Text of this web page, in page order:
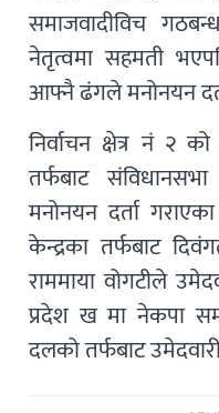
समाजवादीविच
नेतृत्वमा सहमती
आफ्नै ढंगले मनोनयन
निर्वाचन क्षेत्र नं २
तर्फबाट
मनोनयन दर्ता
केन्द्रका तर्फबाट
राममाया वोगटीले
प्रदेश ख मा नेकपा
दलको तर्फबाट